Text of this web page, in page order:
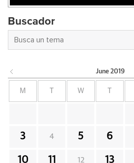
Buscador
June 2019
M W
3 4 5 6
10 11 12 13